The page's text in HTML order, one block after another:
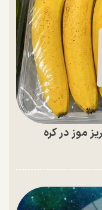
موز در کره